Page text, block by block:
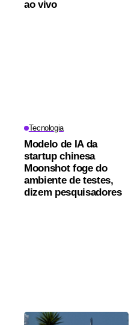
ao vivo
Tecnologia
Modelo de IA da
startup chinesa
Moonshot foge do
ambiente de testes,
dizem pesquisadores